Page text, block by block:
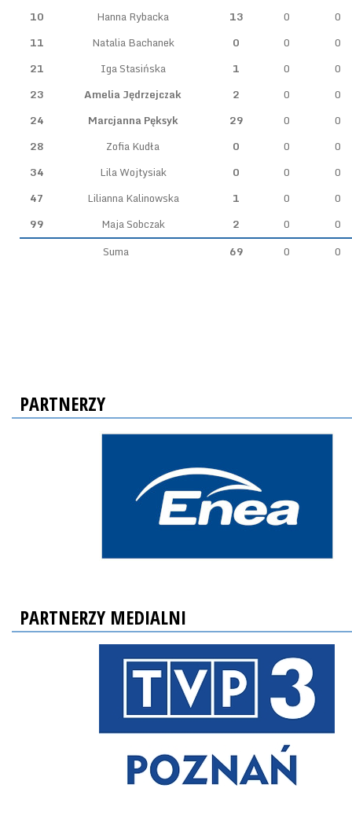
10
Hanna Rybacka 13 0
0
11
Natalia Bachanek 0 0
0
21
Iga Stasińska 1 0
0
23
Amelia Jędrzejczak 2 0
0
24
Marcjanna Pęksyk 29 0
0
28
Zofia Kudła 0 0
0
34
Lila Wojtysiak 0 0
0
47
Lilianna Kalinowska 1 0
0
99
Maja Sobczak 2 0
0
Suma
69 0 0
PARTNERZY
PARTNERZY MEDIALNI